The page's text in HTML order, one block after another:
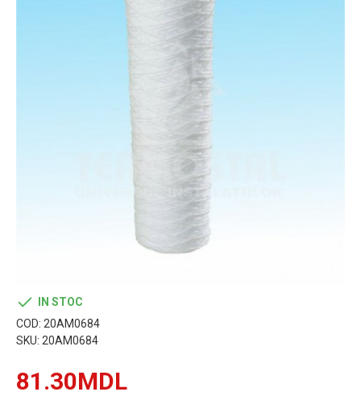
81.30MDL
IN STOC
COD: 20AM0684
SKU: 20AM0684